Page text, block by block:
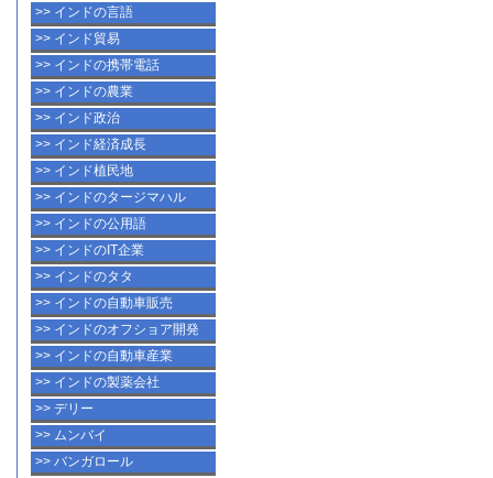
>> インドの言語
>> インド貿易
>> インドの携帯電話
>> インドの農業
>> インド政治
>> インド経済成長
>> インド植民地
>> インドのタージマハル
>> インドの公用語
>> インドのIT企業
>> インドのタタ
>> インドの自動車販売
>> インドのオフショア開発
>> インドの自動車産業
>> インドの製薬会社
>> デリー
>> ムンバイ
>> バンガロール